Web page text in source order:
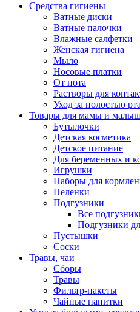
Средства гигиены
Ватные диски
Ватные палочки
Влажные салфетки
Женская гигиена
Мыло
Носовые платки
От пота
Растворы для
Уход за полостью рта
Товары для мамы и
Бутылочки
Детская косметика
Детское питание
Для беременных и
Игрушки
Наборы для
Пеленки
Подгузники
Все
Подгузники
Пустышки
Соски
Травы, чаи
Сборы
Травы
Фильтр-пакеты
Чайные напитки